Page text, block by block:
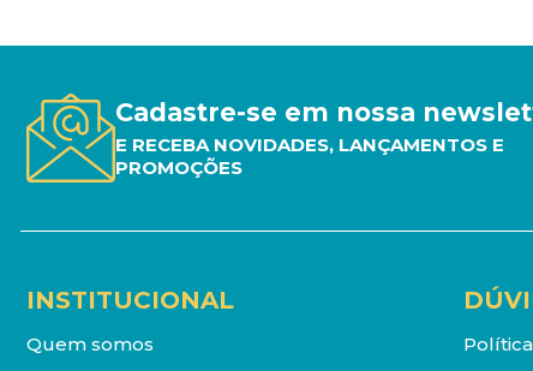
Cadastre-se em nossa
E RECEBA NOVIDADES, LANÇAMENTOS E
PROMOÇÕES
INSTITUCIONAL
Quem somos